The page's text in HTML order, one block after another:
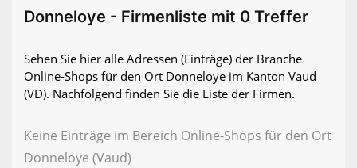
Donneloye - Firmenliste mit 0 Treffer
Sehen Sie hier alle Adressen (Einträge) der Branche
Online-Shops für den Ort Donneloye im Kanton Vaud
(VD). Nachfolgend finden Sie die Liste der Firmen.
Keine Einträge im Bereich Online-Shops für den Ort
Donneloye (Vaud)